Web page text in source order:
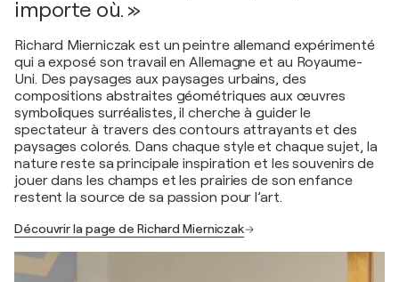
importe où. »
Richard Mierniczak est un peintre allemand expérimenté
qui a exposé son travail en Allemagne et au Royaume-
Uni. Des paysages aux paysages urbains, des
compositions abstraites géométriques aux œuvres
symboliques surréalistes, il cherche à guider le
spectateur à travers des contours attrayants et des
paysages colorés. Dans chaque style et chaque sujet, la
nature reste sa principale inspiration et les souvenirs de
jouer dans les champs et les prairies de son enfance
restent la source de sa passion pour l’art.
Découvrir la page de Richard Mierniczak